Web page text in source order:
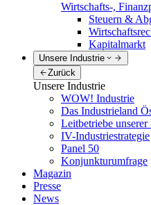
Wirtschafts-,
Steuern &
Kapitalmarkt
Unsere Industrie
Zurück
Unsere Industrie
WOW! Industrie
Das Industrieland
Leitbetriebe unserer
IV-Industriestrategie
Panel 50
Konjunkturumfrage
Magazin
Presse
News